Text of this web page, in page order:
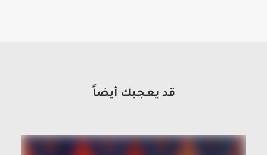
قد يعجبك أيضاً